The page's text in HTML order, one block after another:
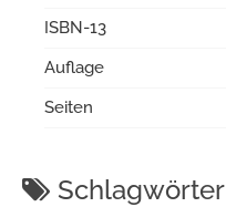
ISBN-13
Auflage
Seiten
Schlagwörter